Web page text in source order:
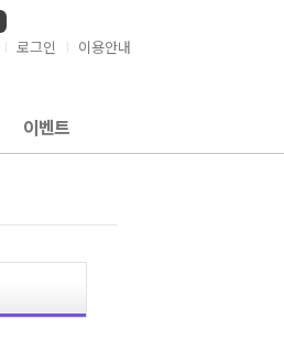
로그인 이용안내
이벤트